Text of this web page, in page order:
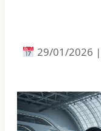
29/01/2026 |